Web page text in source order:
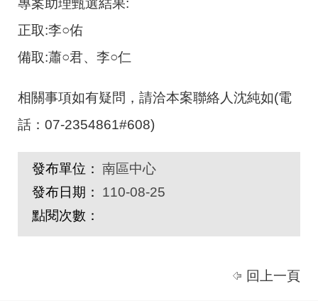
專案助理甄選結果:
正取:李○佑
備取:蕭○君、李○仁
相關事項如有疑問，請洽本案聯絡人沈純如(電
話：07-2354861#608)
發布單位： 南區中心
發布日期：
110-08-25
點閱次數：
回上一頁